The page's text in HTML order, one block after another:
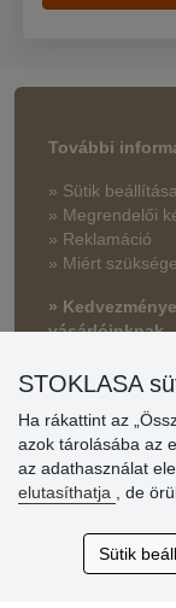
További
» Sütik beállítása
» Megrendelői
» Reklamáció
» Miért
»
vásárlóinknak
» Súgó
Vásárlók
értékelése
Excellent service
Thank you.
STOKLASA
Ha rákattint az
azok tárolásába az
az adathasználat
elutasíthatja
, de
Sütik